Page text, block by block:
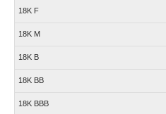
18K F
18K M
18K B
18K BB
18K BBB